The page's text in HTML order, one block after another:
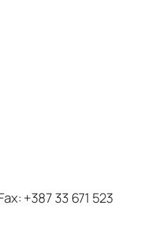
+387 33 671 523